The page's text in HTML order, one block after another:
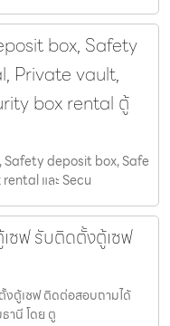
box, Safety
Private vault,
box rental ตู้
Safety deposit box, Safe
และ Secu
ซฟ รับติดตั้งตู้เซฟ
งตู้เซฟ ติดต่อสอบถามได้
านี โดย ตู